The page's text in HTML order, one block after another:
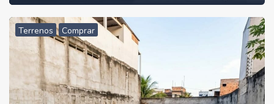
Terrenos Comprar